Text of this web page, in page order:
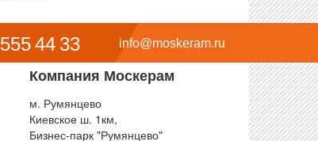
info@moskeram.ru
555 44 33
Компания Москерам
м. Румянцево
Киевское ш. 1км,
Бизнес-парк "Румянцево"